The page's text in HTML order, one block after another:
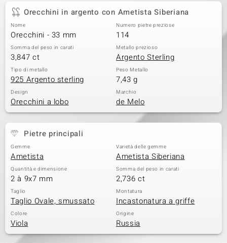
ClassicsOrecchini in argento con Ametista Siberiana
Nome
Orecchini - 33 mm
Numero pietre preziose
114
Somma del peso in carati
3,847 ct
Metallo prezioso
Argento Sterling
Tipo di metallo
925 Argento sterling
Peso Metallo
7,43 g
Design
Orecchini a lobo
Marchio
de Melo
Pietre principali
Gemme
Ametista
Varietà delle gemme
Ametista Siberiana
Quantità e dimensione
2 à 9x7 mm
Somma del peso in carati
2,736 ct
Taglio
Taglio Ovale, smussato
Montatura
Incastonatura a griffe
Colore
Viola
Origine
Russia